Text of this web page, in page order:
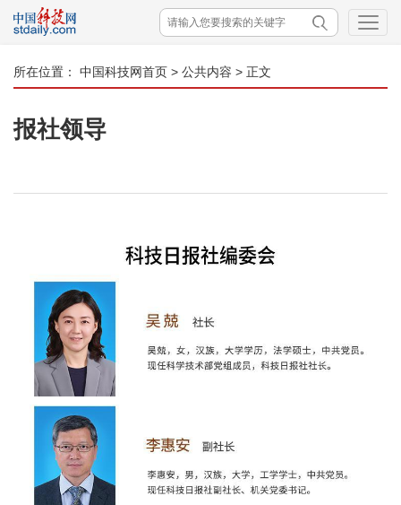
所在位置： 中国科技网首页 > 公共内容 > 正文
报社领导